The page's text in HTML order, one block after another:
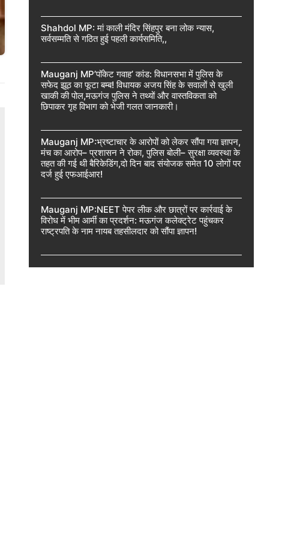
Shahdol MP: मां काली मंदिर सिंहपुर बना लोक न्यास,
सर्वसम्मति से गठित हुई पहली कार्यसमिति,,
Mauganj MP’पॉकेट गवाह’ कांड: विधानसभा में पुलिस के
सफेद झूठ का फूटा बम्ब! विधायक अजय सिंह के सवालों से खुली
खाकी की पोल,मऊगंज पुलिस ने तथ्यों और वास्तविकता को
छिपाकर गृह विभाग को भेजी गलत जानकारी।
Mauganj MP:भ्रष्टाचार के आरोपों को लेकर सौंपा गया ज्ञापन,
मंच का आरोप– प्रशासन ने रोका, पुलिस बोली– सुरक्षा व्यवस्था के
तहत की गई थी बैरिकेडिंग,दो दिन बाद संयोजक समेत 10 लोगों पर
दर्ज हुई एफआईआर!
Mauganj MP:NEET पेपर लीक और छात्रों पर कार्रवाई के
विरोध में भीम आर्मी का प्रदर्शन: मऊगंज कलेक्ट्रेट पहुंचकर
राष्ट्रपति के नाम नायब तहसीलदार को सौंपा ज्ञापन!